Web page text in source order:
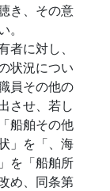
き、その意
に対し、
状況につい
員その他の
させ、若し
船舶その他
」を「、海
を「船舶所
め、同条第